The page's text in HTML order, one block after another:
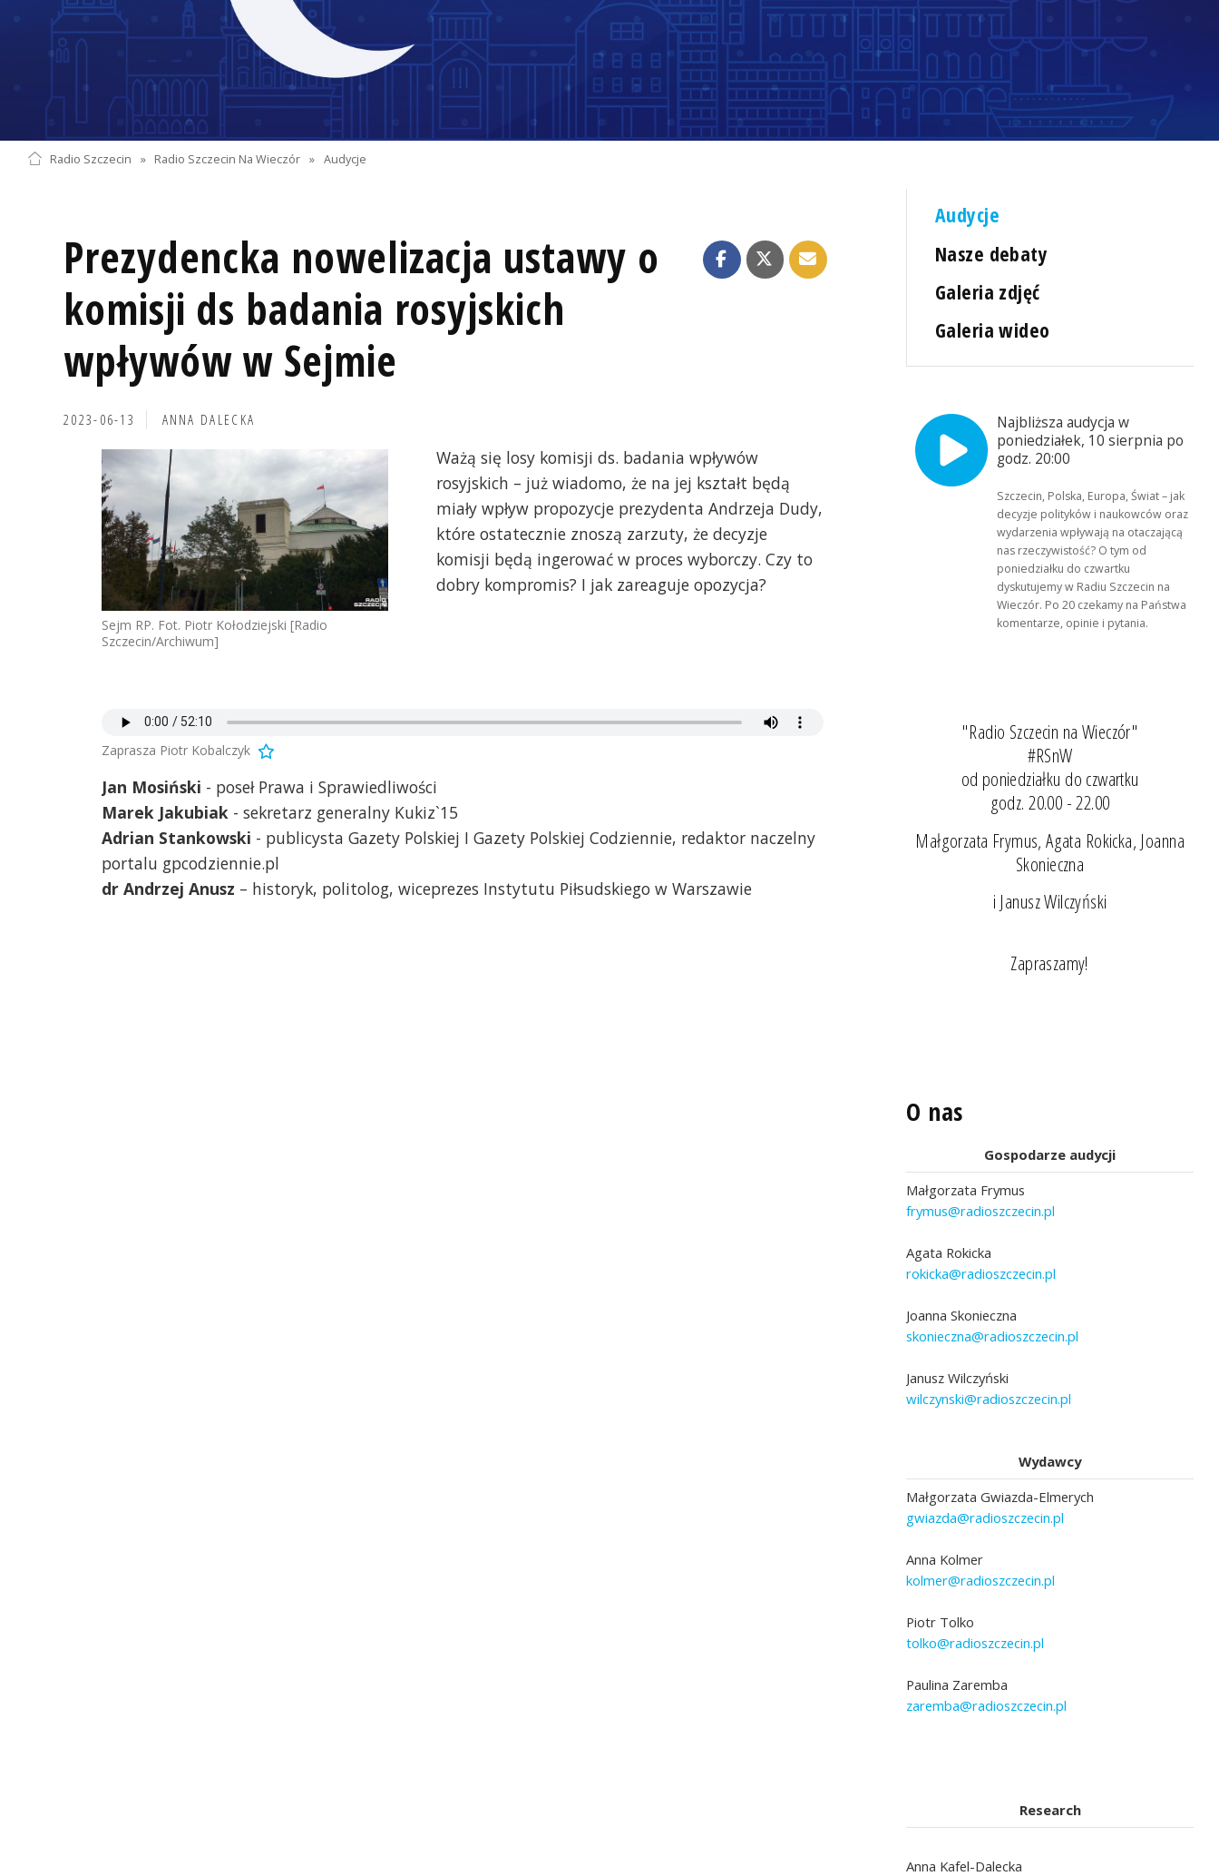
Radio Szczecin » Radio Szczecin Na Wieczór » Audycje
Prezydencka nowelizacja ustawy o
komisji ds badania rosyjskich
wpływów w Sejmie
2023-06-13 ANNA DALECKA
Sejm RP. Fot. Piotr Kołodziejski [Radio
Szczecin/Archiwum]
Ważą się losy komisji ds. badania wpływów
rosyjskich – już wiadomo, że na jej kształt będą
miały wpływ propozycje prezydenta Andrzeja Dudy,
które ostatecznie znoszą zarzuty, że decyzje
komisji będą ingerować w proces wyborczy. Czy to
dobry kompromis? I jak zareaguje opozycja?
Zaprasza Piotr Kobalczyk
Jan Mosiński - poseł Prawa i Sprawiedliwości
Marek Jakubiak - sekretarz generalny Kukiz`15
Adrian Stankowski - publicysta Gazety Polskiej I Gazety Polskiej Codziennie, redaktor naczelny
portalu gpcodziennie.pl
dr Andrzej Anusz – historyk, politolog, wiceprezes Instytutu Piłsudskiego w Warszawie
Audycje
Nasze debaty
Galeria zdjęć
Galeria wideo
Najbliższa audycja w
poniedziałek, 10 sierpnia po
godz. 20:00
Szczecin, Polska, Europa, Świat – jak
decyzje polityków i naukowców oraz
wydarzenia wpływają na otaczającą
nas rzeczywistość? O tym od
poniedziałku do czwartku
dyskutujemy w Radiu Szczecin na
Wieczór. Po 20 czekamy na Państwa
komentarze, opinie i pytania.
"Radio Szczecin na Wieczór"
#RSnW
od poniedziałku do czwartku
godz. 20.00 - 22.00
Małgorzata Frymus, Agata Rokicka, Joanna
Skonieczna
i Janusz Wilczyński
Zapraszamy!
O nas
Gospodarze audycji
Małgorzata Frymus
frymus@radioszczecin.pl
Agata Rokicka
rokicka@radioszczecin.pl
Joanna Skonieczna
skonieczna@radioszczecin.pl
Janusz Wilczyński
wilczynski@radioszczecin.pl
Wydawcy
Małgorzata Gwiazda-Elmerych
gwiazda@radioszczecin.pl
Anna Kolmer
kolmer@radioszczecin.pl
Piotr Tolko
tolko@radioszczecin.pl
Paulina Zaremba
zaremba@radioszczecin.pl
Research
Anna Kafel-Dalecka